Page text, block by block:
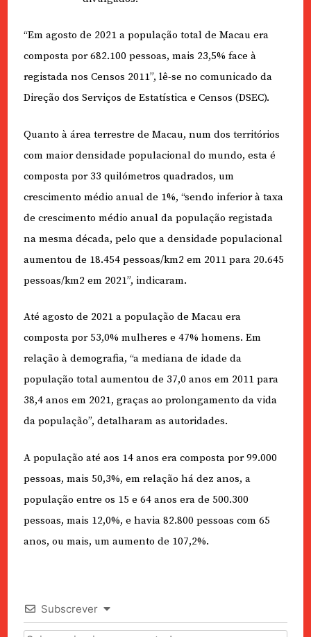
“Em agosto de 2021 a população total de Macau era
composta por 682.100 pessoas, mais 23,5% face à
registada nos Censos 2011”, lê-se no comunicado da
Direção dos Serviços de Estatística e Censos (DSEC).
Quanto à área terrestre de Macau, num dos territórios
com maior densidade populacional do mundo, esta é
composta por 33 quilómetros quadrados, um
crescimento médio anual de 1%, “sendo inferior à taxa
de crescimento médio anual da população registada
na mesma década, pelo que a densidade populacional
aumentou de 18.454 pessoas/km2 em 2011 para 20.645
pessoas/km2 em 2021”, indicaram.
Até agosto de 2021 a população de Macau era
composta por 53,0% mulheres e 47% homens. Em
relação à demografia, “a mediana de idade da
população total aumentou de 37,0 anos em 2011 para
38,4 anos em 2021, graças ao prolongamento da vida
da população”, detalharam as autoridades.
A população até aos 14 anos era composta por 99.000
pessoas, mais 50,3%, em relação há dez anos, a
população entre os 15 e 64 anos era de 500.300
pessoas, mais 12,0%, e havia 82.800 pessoas com 65
anos, ou mais, um aumento de 107,2%.
Subscrever